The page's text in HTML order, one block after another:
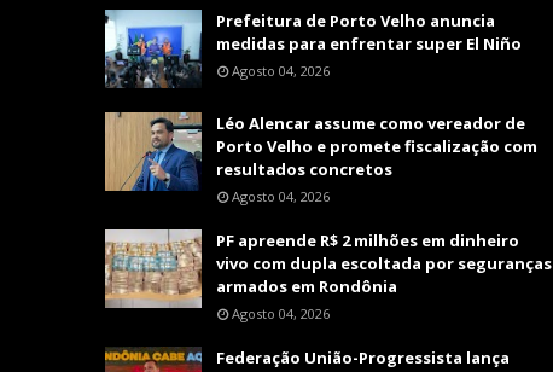
Prefeitura de Porto Velho anuncia
medidas para enfrentar super El Niño
Agosto 04, 2026
Léo Alencar assume como vereador de
Porto Velho e promete fiscalização com
resultados concretos
Agosto 04, 2026
PF apreende R$ 2 milhões em dinheiro
vivo com dupla escoltada por seguranças
armados em Rondônia
Agosto 04, 2026
Federação União-Progressista lança